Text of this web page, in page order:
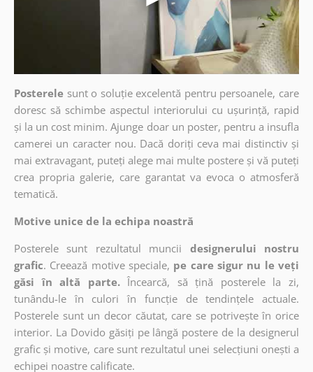
Posterele sunt o soluție excelentă pentru persoanele, care
doresc să schimbe aspectul interiorului cu ușurință, rapid
și la un cost minim. Ajunge doar un poster, pentru a insufla
camerei un caracter nou. Dacă doriți ceva mai distinctiv și
mai extravagant, puteți alege mai multe postere și vă puteți
crea propria galerie, care garantat va evoca o atmosferă
tematică.
Motive unice de la echipa noastră
Posterele sunt rezultatul muncii
designerului nostru
grafic. Creează motive speciale, pe care sigur nu le veți
găsi în altă parte. Încearcă, să țină posterele la zi,
tunându-le în culori în funcție de tendințele actuale.
Posterele sunt un decor căutat, care se potrivește în orice
interior. La Dovido găsiți pe lângă postere de la designerul
grafic și motive, care sunt rezultatul unei selecțiuni onești a
echipei noastre calificate.